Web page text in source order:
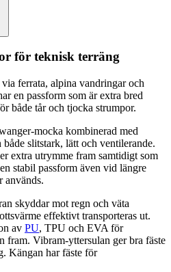
för teknisk terräng
ferrata, alpina vandringar och
en passform som är extra bred
både tår och tjocka strumpor.
mocka kombinerad med
slitstark, lätt och ventilerande.
extra utrymme fram samtidigt som
stabil passform även vid längre
används.
skyddar mot regn och väta
effektivt transporteras ut.
av PU, TPU och EVA för
fram. Vibram-yttersulan ger bra fäste
Kängan har fäste för